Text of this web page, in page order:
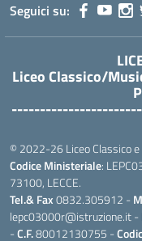
Seguici su:
Liceo Classico/
© 2022-26 Liceo Classico
Codice Ministeriale:
73100, LECCE.
Tel.& Fax0832.305912 -
lepc03000r@istruzione.it -
-C.F.80012130755 -